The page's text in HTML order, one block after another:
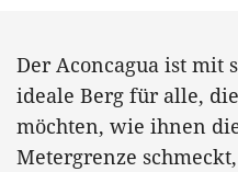
Der Aconcagua ist mit
ideale Berg für alle,
möchten, wie ihnen
Metergrenze